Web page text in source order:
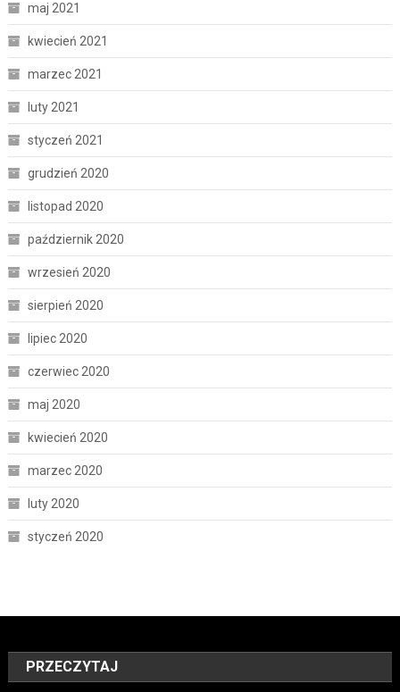
maj 2021
kwiecień 2021
marzec 2021
luty 2021
styczeń 2021
grudzień 2020
listopad 2020
październik 2020
wrzesień 2020
sierpień 2020
lipiec 2020
czerwiec 2020
maj 2020
kwiecień 2020
marzec 2020
luty 2020
styczeń 2020
PRZECZYTAJ